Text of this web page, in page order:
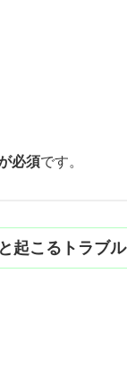
必須です。
起こるトラブル